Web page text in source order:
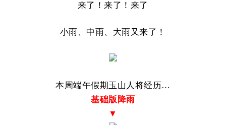
来了！来了！来了
小雨、中雨、大雨又来了！
本周端午假期玉山人将经历…
基础版降雨
▼